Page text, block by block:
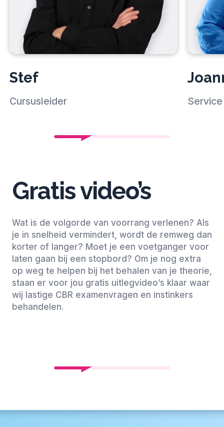
Stef
Cursusleider
Gratis video’s
Wat is de volgorde van voorrang verlenen? Als
je in snelheid vermindert, wordt de remweg dan
korter of langer? Moet je een voetganger voor
laten gaan bij een stopbord? Om je nog extra
op weg te helpen bij het behalen van je theorie,
staan er voor jou gratis uitlegvideo’s klaar waar
wij lastige CBR examenvragen en instinkers
behandelen.